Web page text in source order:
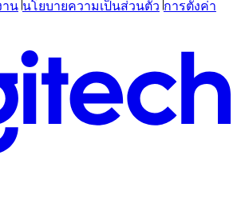
าน นโยบายความเป็นส่วนตัว การตั้งค่า